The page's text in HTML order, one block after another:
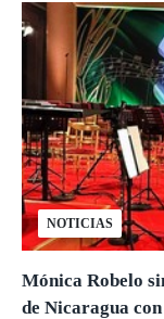
NOTICIAS
Mónica Robelo
de Nicaragua